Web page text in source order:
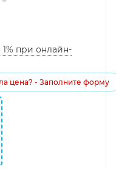
при онлайн-
цена? - Заполните форму